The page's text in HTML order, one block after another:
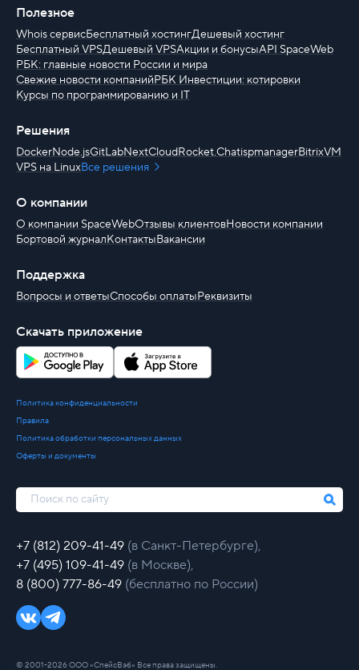
Полезное
Whois сервисБесплатный хостингДешевый хостинг
Бесплатный VPSДешевый VPSАкции и бонусыAPI SpaceWeb
РБК: главные новости России и мира
Свежие новости компанийРБК Инвестиции: котировки
Курсы по программированию и IT
Решения
DockerNode.jsGitLabNextCloudRocket.ChatispmanagerBitrixVM
VPS на LinuxВсе решения
О компании
О компании SpaceWebОтзывы клиентовНовости компании
Бортовой журналКонтактыВакансии
Поддержка
Вопросы и ответыСпособы оплатыРеквизиты
Скачать приложение
Политика конфиденциальности
Правила
Политика обработки персональных данных
Оферты и документы
+7 (812) 209-41-49 (в Санкт-Петербурге),
+7 (495) 109-41-49 (в Москве),
8 (800) 777-86-49 (бесплатно по России)
© 2001-2026 ООО «СпейсВэб» Все права защищены.